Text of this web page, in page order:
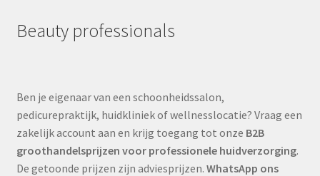
Beauty professionals
Ben je eigenaar van een schoonheidssalon,
pedicurepraktijk, huidkliniek of wellnesslocatie? Vraag een
zakelijk account aan en krijg toegang tot onze B2B
groothandelsprijzen voor professionele huidverzorging.
De getoonde prijzen zijn adviesprijzen. WhatsApp ons